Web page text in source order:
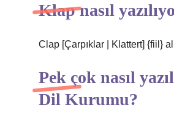
Klap nasıl
Clap [Çarpıklar | Klattert] {fiil}
Pek çok nasıl
Dil Kurumu?